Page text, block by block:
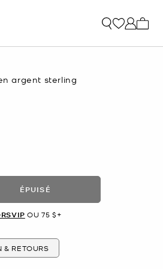
argent sterling
ÉPUISÉ
OU 75 $+
& RETOURS